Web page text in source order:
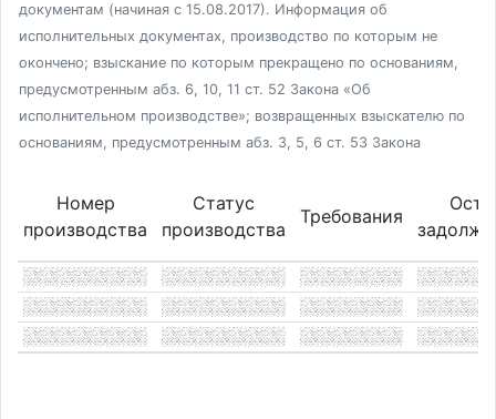
документам (начиная с 15.08.2017). Информация об
исполнительных документах, производство по которым не
окончено; взыскание по которым прекращено по основаниям,
предусмотренным абз. 6, 10, 11 ст. 52 Закона «Об
исполнительном производстве»; возвращенных взыскателю по
основаниям, предусмотренным абз. 3, 5, 6 ст. 53 Закона
Номер
производства
Статус
производства
Требования